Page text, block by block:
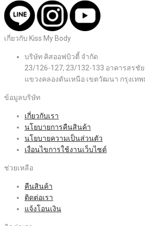
เกี่ยวกับ Kiss My Body
บริษัท คิสออฟบิวตี้ จำกัด
23/126-127, 23/132-133 อาคารสรชั
แขวงคลองตันเหนือ เขตวัฒนา กรุงเท
ข้อมูลบริษัท
เกี่ยวกับเรา
นโยบายการคืนสินค้า
นโยบายความเป็นส่วนตัว
เงื่อนไขการใช้งานเว็บไซต์
ช่วยเหลือ
คืนสินค้า
ติดต่อเรา
แจ้งโอนเงิน